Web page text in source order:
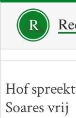
Hof
Soares vrij